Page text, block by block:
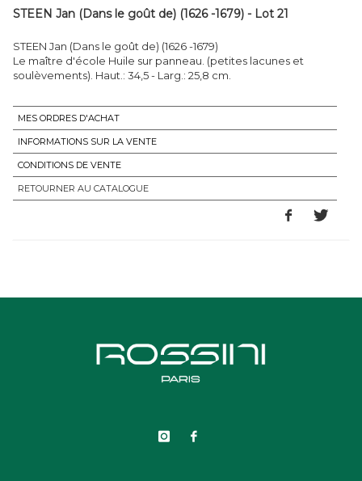
STEEN Jan (Dans le goût de) (1626 -1679) - Lot 21
STEEN Jan (Dans le goût de) (1626 -1679)
Le maître d'école Huile sur panneau. (petites lacunes et
soulèvements). Haut.: 34,5 - Larg.: 25,8 cm.
MES ORDRES D'ACHAT
INFORMATIONS SUR LA VENTE
CONDITIONS DE VENTE
RETOURNER AU CATALOGUE